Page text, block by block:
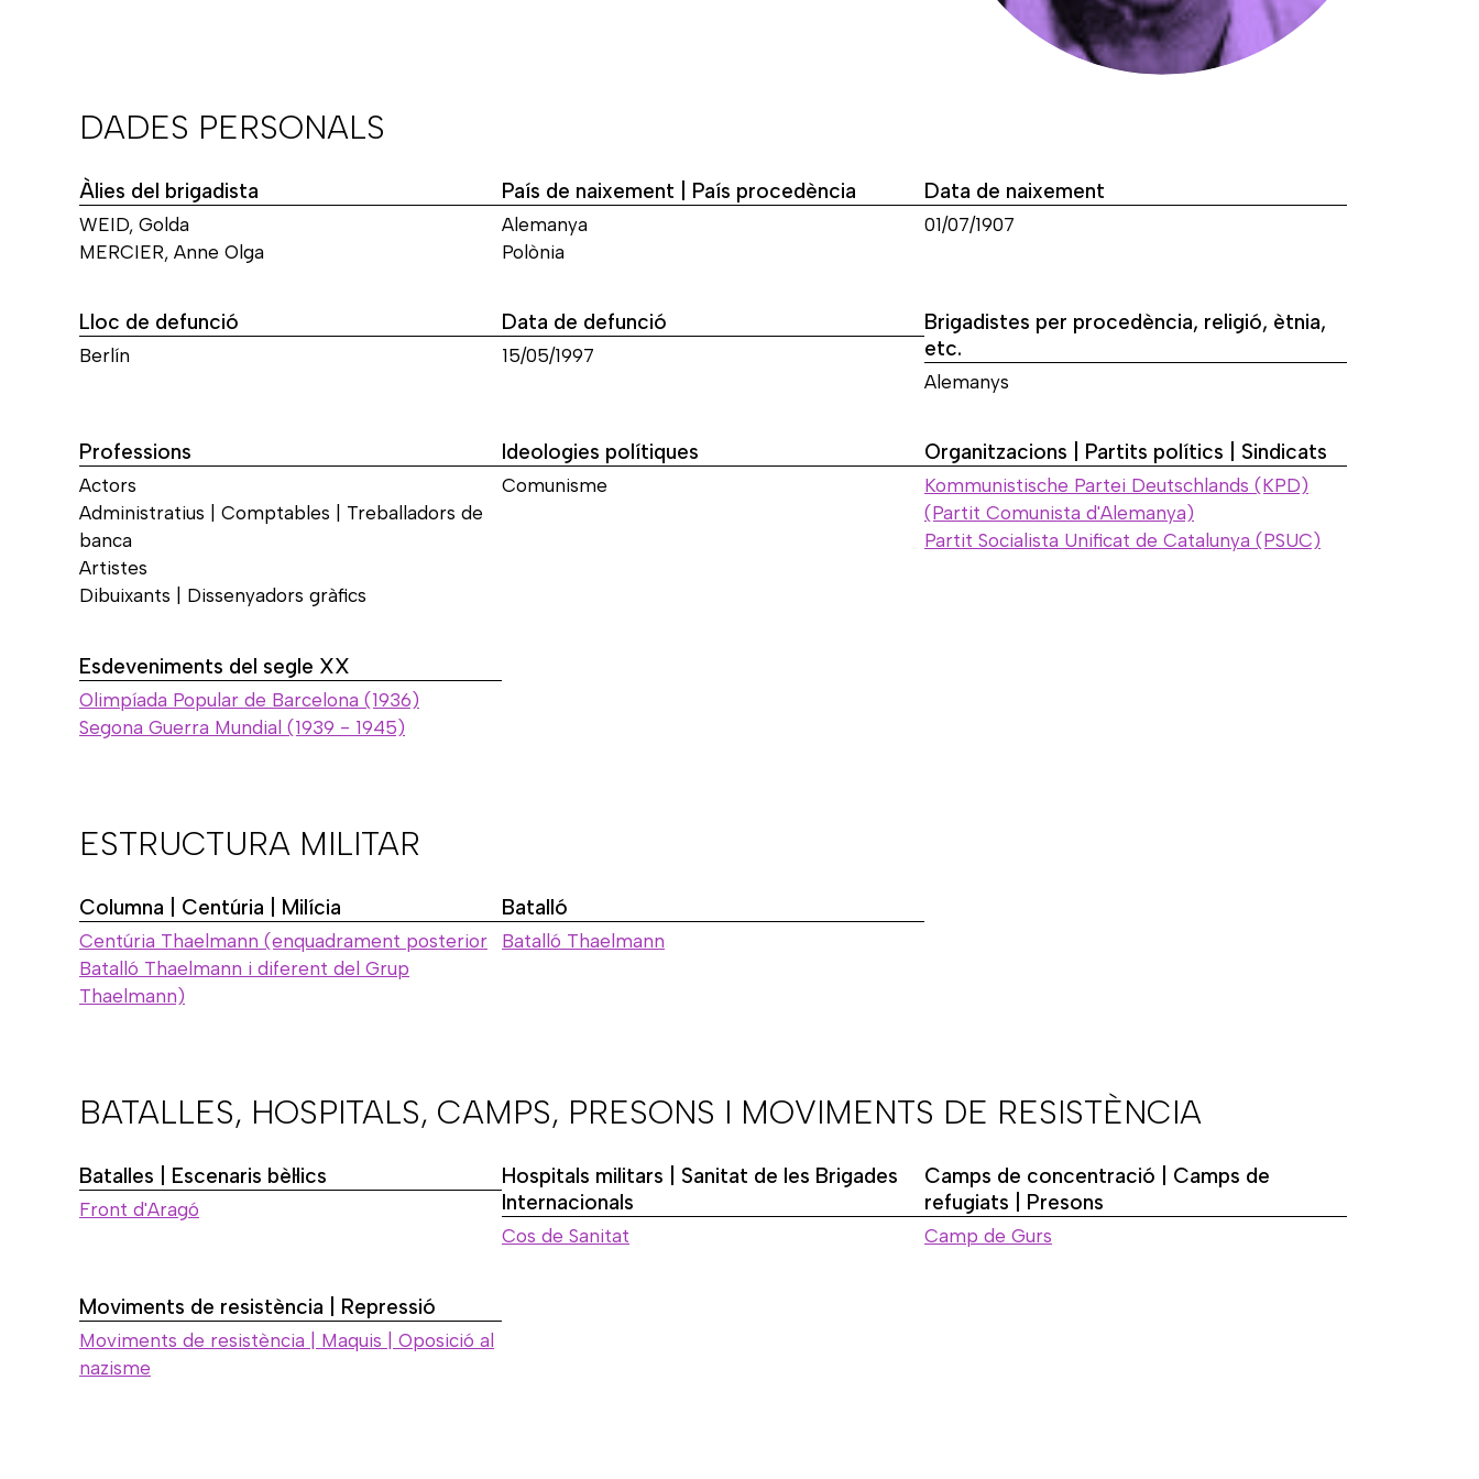
DADES PERSONALS
Àlies del brigadista
WEID, Golda
MERCIER, Anne Olga
País de naixement | País procedència
Alemanya
Polònia
Data de naixement
01/07/1907
Lloc de defunció
Berlín
Data de defunció
15/05/1997
Brigadistes per procedència, religió, ètnia,
etc.
Alemanys
Professions
Actors
Administratius | Comptables | Treballadors de
banca
Artistes
Dibuixants | Dissenyadors gràfics
Ideologies polítiques
Comunisme
Organitzacions | Partits polítics | Sindicats
Kommunistische Partei Deutschlands (KPD)
(Partit Comunista d'Alemanya)
Partit Socialista Unificat de Catalunya (PSUC)
Esdeveniments del segle XX
Olimpíada Popular de Barcelona (1936)
Segona Guerra Mundial (1939 - 1945)
ESTRUCTURA MILITAR
Columna | Centúria | Milícia
Centúria Thaelmann (enquadrament posterior
Batalló Thaelmann i diferent del Grup
Thaelmann)
Batalló
Batalló Thaelmann
BATALLES, HOSPITALS, CAMPS, PRESONS I MOVIMENTS DE RESISTÈNCIA
Batalles | Escenaris bèl·lics
Front d'Aragó
Hospitals militars | Sanitat de les Brigades
Internacionals
Cos de Sanitat
Camps de concentració | Camps de
refugiats | Presons
Camp de Gurs
Moviments de resistència | Repressió
Moviments de resistència | Maquis | Oposició al
nazisme